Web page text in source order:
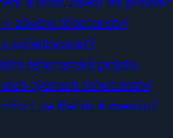
závěru těhotenství
upřednostnit?
těhotenské prádlo
týdnech těhotenství
ve třetím trimestru?